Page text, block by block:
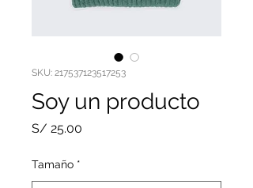
SKU: 217537123517253
Soy un producto
S/ 25.00
Tamaño *